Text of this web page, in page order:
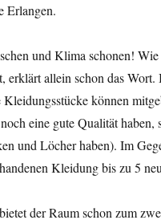
Erlangen.
und Klima schonen! Wie
erklärt allein schon das Wort.
Kleidungsstücke können
eine gute Qualität haben,
und Löcher haben). Im
Kleidung bis zu 5
der Raum schon zum